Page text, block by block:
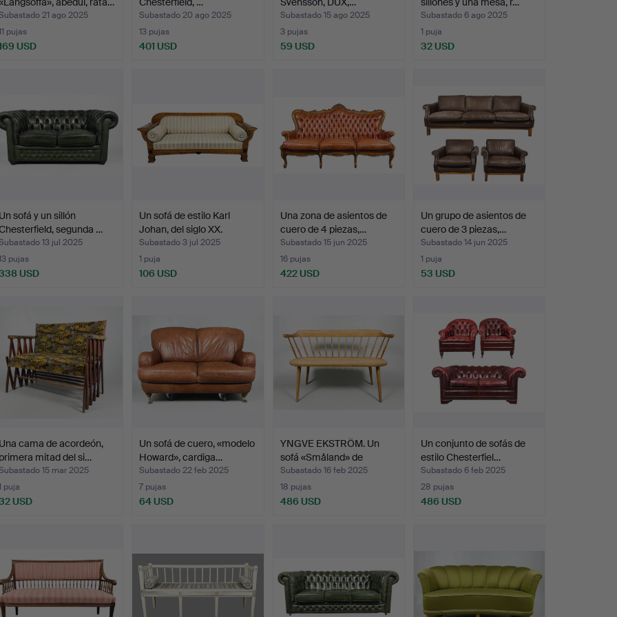
21 ago 2025
pujas
USD
Subastado 20 ago 2025
13 pujas
401 USD
Subastado 15 ago 2025
3 pujas
59 USD
Subastado 6 ago 2025
1 puja
32 USD
sofá y un sillón
segunda …
13 jul 2025
pujas
USD
Un sofá de estilo Karl
Johan, del siglo XX.
Subastado 3 jul 2025
1 puja
106 USD
Una zona de asientos de
cuero de 4 piezas,…
Subastado 15 jun 2025
16 pujas
422 USD
Un grupo de asientos de
cuero de 3 piezas,…
Subastado 14 jun 2025
1 puja
53 USD
cama de acordeón,
mitad del si…
15 mar 2025
puja
USD
Un sofá de cuero, «modelo
Howard», cardiga…
Subastado 22 feb 2025
7 pujas
64 USD
YNGVE EKSTRÖM. Un
sofá «Småland» de
mediad…
Subastado 16 feb 2025
18 pujas
486 USD
Un conjunto de sofás de
estilo Chesterfiel…
Subastado 6 feb 2025
28 pujas
486 USD